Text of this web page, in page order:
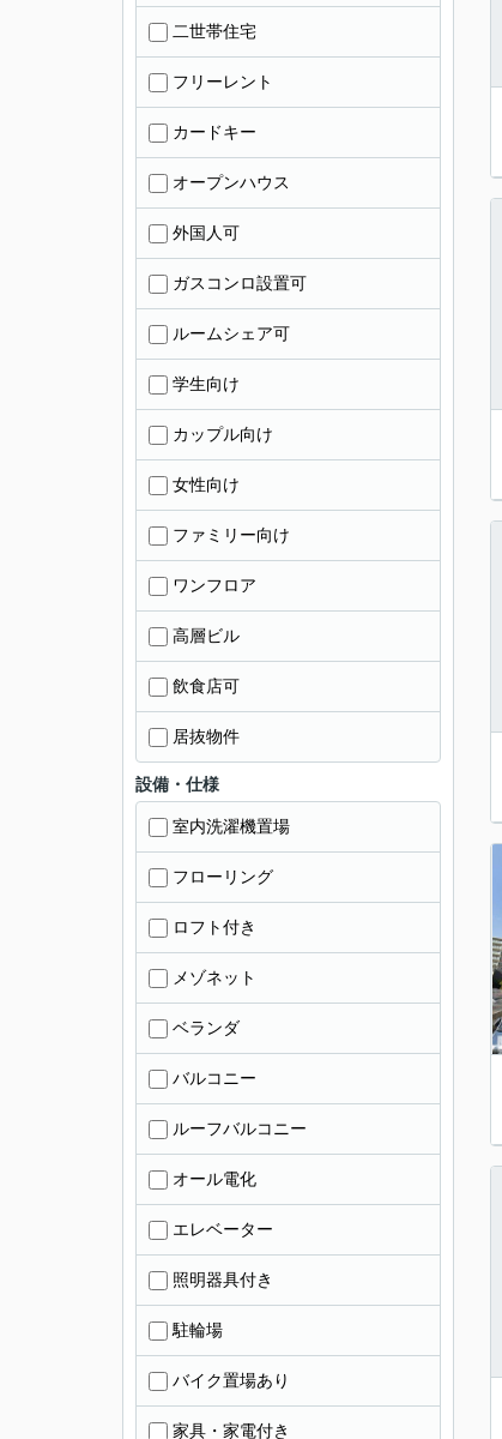
二世帯住宅
フリーレント
カードキー
オープンハウス
外国人可
ガスコンロ設置可
ルームシェア可
学生向け
カップル向け
女性向け
ファミリー向け
ワンフロア
高層ビル
飲食店可
居抜物件
設備・仕様
室内洗濯機置場
フローリング
ロフト付き
メゾネット
ベランダ
バルコニー
ルーフバルコニー
オール電化
エレベーター
照明器具付き
駐輪場
バイク置場あり
家具・家電付き